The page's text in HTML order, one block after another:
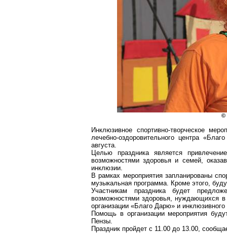
©
Инклюзивное спортивно-творческое
лечебно-оздоровительного центра «Благо
августа.
Целью праздника является
возможностями здоровья и семей,
инклюзии.
В рамках мероприятия запланированы
музыкальная программа. Кроме этого,
Участникам праздника будет
возможностями здоровья, нуждающихся в
организации «Благо Дарю» и
Помощь в организации мероприятия
Пензы.
Праздник пройдет с 11.00 до 13.00,